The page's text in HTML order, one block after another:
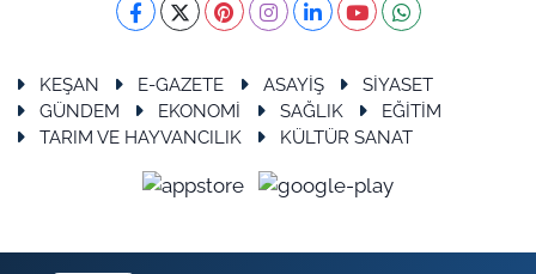
KEŞAN E-GAZETE ASAYİŞ
SİYASET
GÜNDEM
EKONOMİ SAĞLIK
EĞİTİM
TARIM VE HAYVANCILIK
KÜLTÜR SANAT